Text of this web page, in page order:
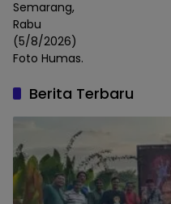
Semarang,
Rabu
(5/8/2026)
Foto Humas.
Berita Terbaru